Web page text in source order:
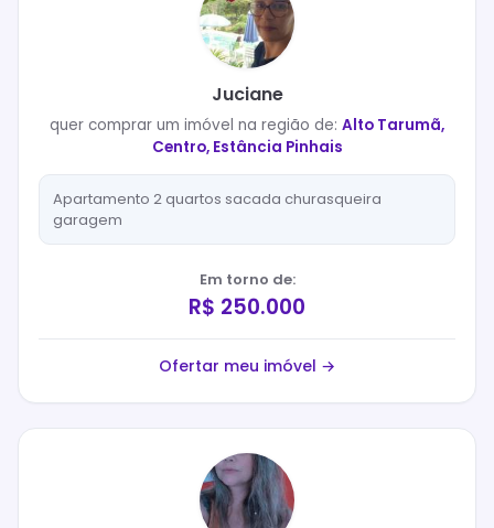
Juciane
quer comprar um imóvel na região de: Alto Tarumã,
Centro, Estância Pinhais
Apartamento 2 quartos sacada churasqueira
garagem
Em torno de:
R$ 250.000
Ofertar meu imóvel →